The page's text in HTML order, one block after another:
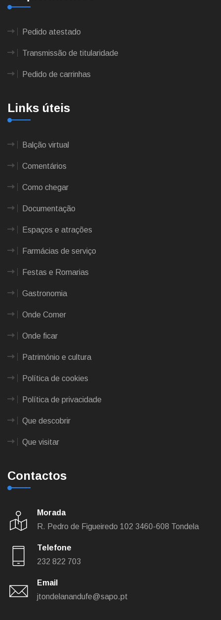
Pedido atestado
Transmissão de titularidade
Pedido de carrinhas
Links úteis
Balção virtual
Comentários
Como chegar
Documentação
Espaços e atrações
Farmácias de serviço
Festas e Romarias
Gastronomia
Onde Comer
Onde ficar
Património e cultura
Política de cookies
Política de privacidade
Que descobrir
Que visitar
Contactos
Morada
R. Pedro de Figueiredo 102 3460-608 Tondela
Telefone
232 822 703
Email
jtondelanandufe@sapo.pt